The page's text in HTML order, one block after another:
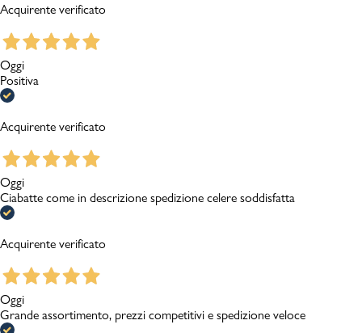
Acquirente verificato
Oggi
Positiva
Acquirente verificato
Oggi
Ciabatte come in descrizione spedizione celere soddisfatta
Acquirente verificato
Oggi
Grande assortimento, prezzi competitivi e spedizione veloce